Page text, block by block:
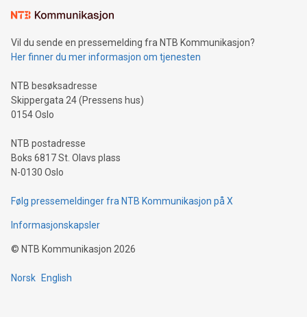
Vil du sende en pressemelding fra NTB Kommunikasjon?
Her finner du mer informasjon om tjenesten
NTB besøksadresse
Skippergata 24 (Pressens hus)
0154 Oslo
NTB postadresse
Boks 6817 St. Olavs plass
N-0130 Oslo
Følg pressemeldinger fra NTB Kommunikasjon på X
Informasjonskapsler
© NTB Kommunikasjon 2026
Norsk English